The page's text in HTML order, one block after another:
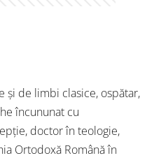
și de limbi clasice, ospătar,
încununat cu
doctor în teologie,
Ortodoxă Română în